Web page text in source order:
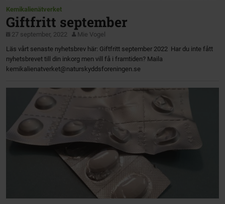
Kemikalienätverket
Giftfritt september
27 september, 2022
Mie Vogel
Läs vårt senaste nyhetsbrev här: Giftfritt september 2022 Har du inte fått
nyhetsbrevet till din inkorg men vill få i framtiden? Maila
kemikalienatverket@naturskyddsforeningen.se